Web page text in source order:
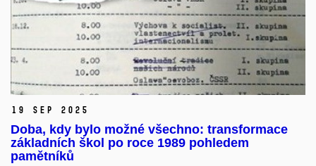
19 Sep 2025
Doba, kdy bylo možné všechno: transformace
základních škol po roce 1989 pohledem
pamětníků